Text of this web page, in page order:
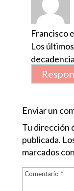
Francisco
Los
Enviar un
Tu dirección
publicada.
marcados con